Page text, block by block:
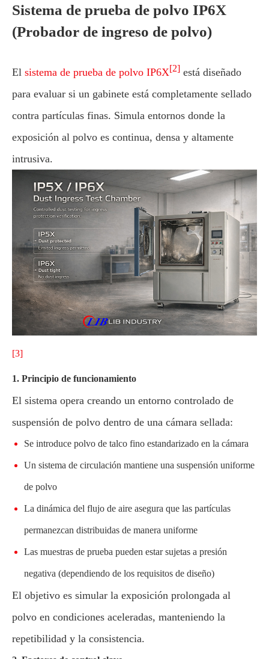
Sistema de prueba de polvo IP6X
(Probador de ingreso de polvo)
El sistema de prueba de polvo IP6X[2] está diseñado
para evaluar si un gabinete está completamente sellado
contra partículas finas. Simula entornos donde la
exposición al polvo es continua, densa y altamente
intrusiva.
[3]
1. Principio de funcionamiento
El sistema opera creando un entorno controlado de
suspensión de polvo dentro de una cámara sellada:
Se introduce polvo de talco fino estandarizado en la cámara
Un sistema de circulación mantiene una suspensión uniforme
de polvo
La dinámica del flujo de aire asegura que las partículas
permanezcan distribuidas de manera uniforme
Las muestras de prueba pueden estar sujetas a presión
negativa (dependiendo de los requisitos de diseño)
El objetivo es simular la exposición prolongada al
polvo en condiciones aceleradas, manteniendo la
repetibilidad y la consistencia.